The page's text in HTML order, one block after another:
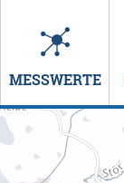
MESSWERTE